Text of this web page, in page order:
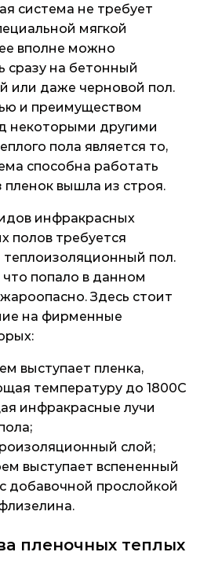
система не требует
мягкой
вполне можно
сразу на бетонный
или даже черновой пол.
и преимуществом
некоторыми другими
пола является то,
способна работать
пленок вышла из строя.
инфракрасных
полов требуется
пол.
попало в данном
Здесь стоит
на фирменные
выступает пленка,
температуру до 1800С
инфракрасные лучи
слой;
выступает вспененный
добавочной прослойкой
пленочных теплых